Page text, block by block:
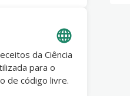
da Ciência
para o
de código livre.